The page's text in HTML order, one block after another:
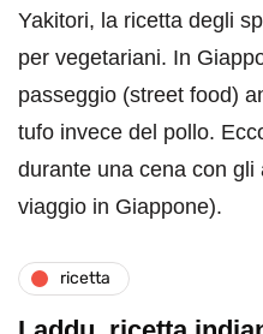
Yakitori, la ricetta degli
per vegetariani. In
passeggio (street food)
tufo invece del pollo.
durante una cena con
viaggio in Giappone).
ricetta